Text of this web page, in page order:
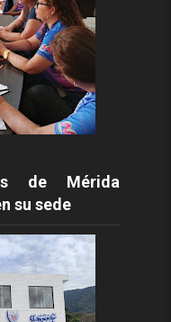
de Mérida
su sede